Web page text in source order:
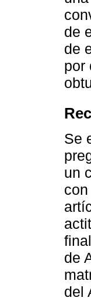
de
de
por
Se
un
de
del